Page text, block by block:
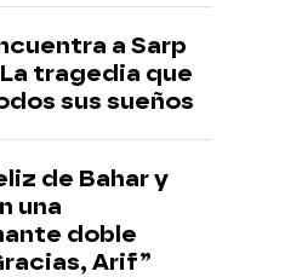
a Sarp
tragedia que
sus sueños
de Bahar y
una
doble
Arif”